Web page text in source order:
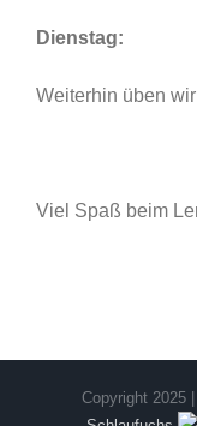
Dienstag:
Weiterhin üben
Viel Spaß beim
Copyright 2025